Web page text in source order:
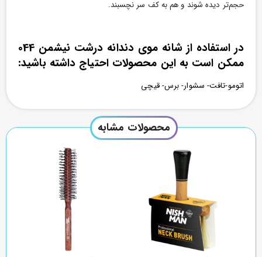
حجم‌تر دیده شوند و هم به کف سر نچسبند.
در استفاده از شانه موی دندانه درشت نیشمن 044
ممکن است به این محصولات احتیاج داشته باشید:
اتومو-تافت- سشوار- برس- قیچی
محصولات مشابه